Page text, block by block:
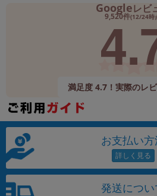
Googleレビ
9,520件(12/24時
満足度 4.7！実際のレ
お支払い
発送につい